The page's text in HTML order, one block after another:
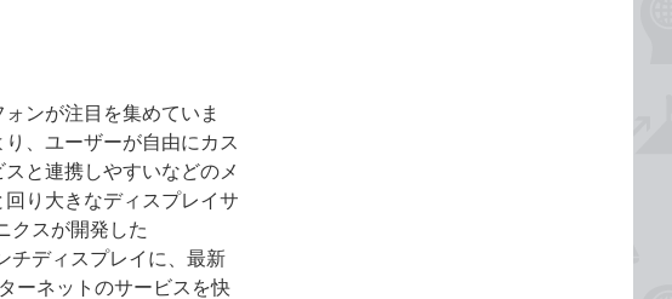
ンが注目を集めていま
、ユーザーが自由にカス
と連携しやすいなどのメ
り大きなディスプレイサ
クスが開発した
チディスプレイに、最新
ーネットのサービスを快